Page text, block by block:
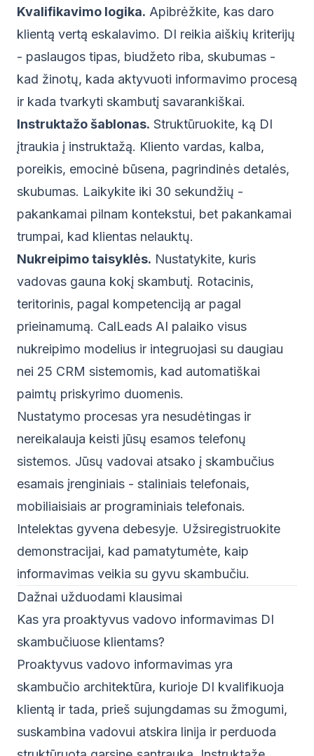
Kvalifikavimo logika. Apibrėžkite, kas daro
klientą vertą eskalavimo. DI reikia aiškių kriterijų
- paslaugos tipas, biudžeto riba, skubumas -
kad žinotų, kada aktyvuoti informavimo procesą
ir kada tvarkyti skambutį savarankiškai.
Instruktažo šablonas. Struktūruokite, ką DI
įtraukia į instruktažą. Kliento vardas, kalba,
poreikis, emocinė būsena, pagrindinės detalės,
skubumas. Laikykite iki 30 sekundžių -
pakankamai pilnam kontekstui, bet pakankamai
trumpai, kad klientas nelauktų.
Nukreipimo taisyklės. Nustatykite, kuris
vadovas gauna kokį skambutį. Rotacinis,
teritorinis, pagal kompetenciją ar pagal
prieinamumą. CalLeads AI palaiko visus
nukreipimo modelius ir integruojasi su daugiau
nei 25 CRM sistemomis, kad automatiškai
paimtų priskyrimo duomenis.
Nustatymo procesas yra nesudėtingas ir
nereikalauja keisti jūsų esamos telefonų
sistemos. Jūsų vadovai atsako į skambučius
esamais įrenginiais - staliniais telefonais,
mobiliaisiais ar programiniais telefonais.
Intelektas gyvena debesyje. Užsiregistruokite
demonstracijai, kad pamatytumėte, kaip
informavimas veikia su gyvu skambučiu.
Dažnai užduodami klausimai
Kas yra proaktyvus vadovo informavimas DI
skambučiuose klientams?
Proaktyvus vadovo informavimas yra
skambučio architektūra, kurioje DI kvalifikuoja
klientą ir tada, prieš sujungdamas su žmogumi,
suskambina vadovui atskira linija ir perduoda